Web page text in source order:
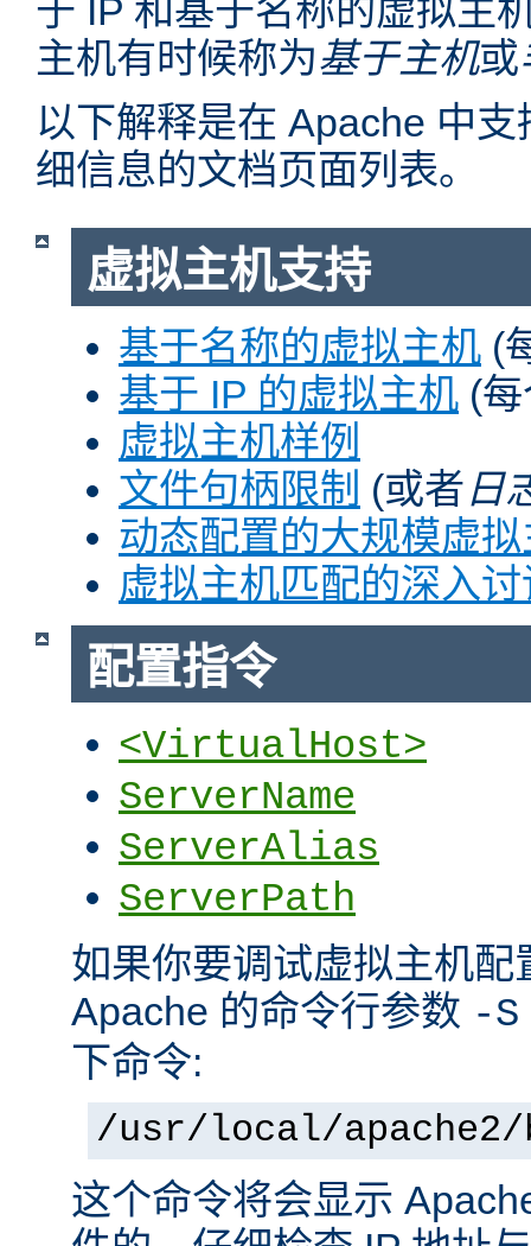
于 IP 和基于名称的虚拟主
主机有时候称为基于主机或
以下解释是在 Apache 中
细信息的文档页面列表。
虚拟主机支持
基于名称的虚拟主机 (
基于 IP 的虚拟主机 (
虚拟主机样例
文件句柄限制 (或者日
动态配置的大规模虚
虚拟主机匹配的深入讨
配置指令
<VirtualHost>
ServerName
ServerAlias
ServerPath
如果你要调试虚拟主机配
Apache 的命令行参数 -S
下命令:
/usr/local/
这个命令将会显示